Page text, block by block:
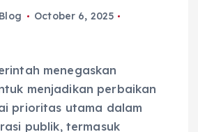
Blog
October 6, 2025
menegaskan
menjadikan perbaikan
prioritas utama dalam
publik, termasuk